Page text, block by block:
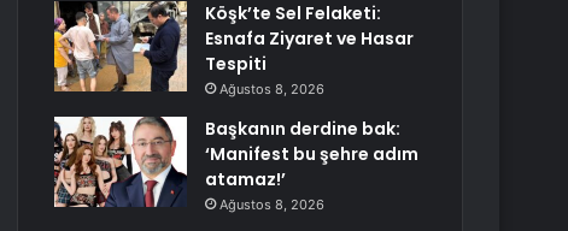
Köşk’te Sel Felaketi:
Esnafa Ziyaret ve Hasar
Tespiti
Ağustos 8, 2026
Başkanın derdine bak:
‘Manifest bu şehre adım
atamaz!’
Ağustos 8, 2026